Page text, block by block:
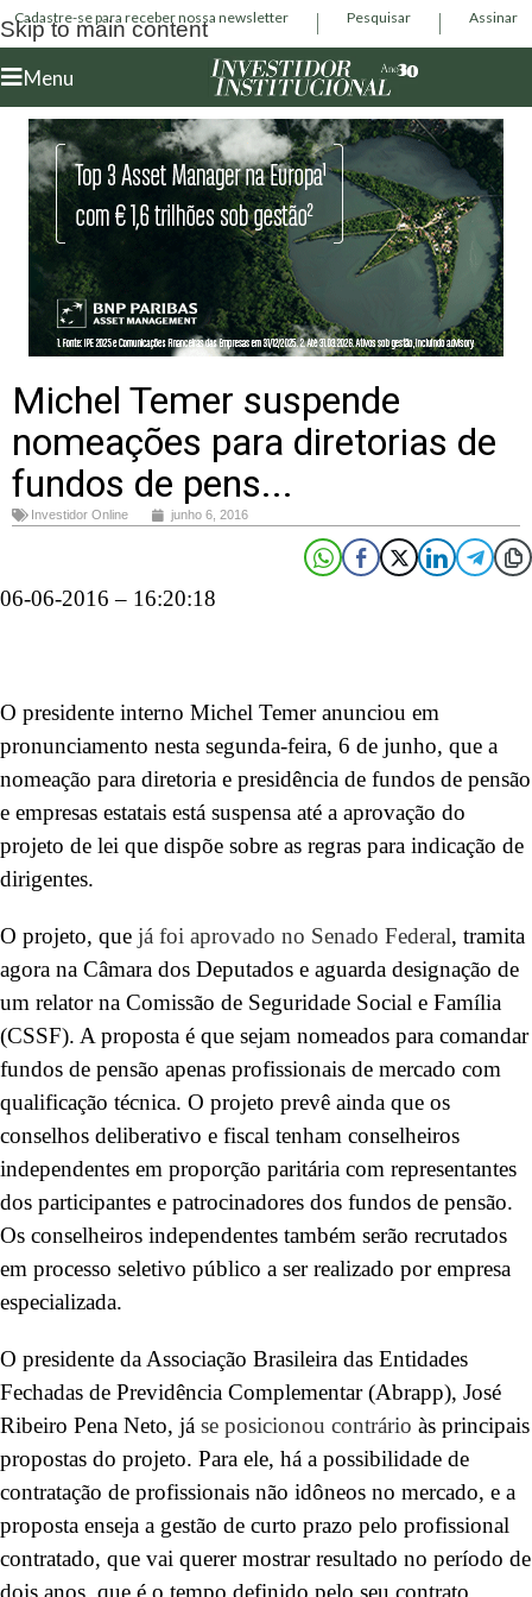
Skip to main content
Cadastre-se para receber nossa newsletter Pesquisar Assinar
Menu
Michel Temer suspende
nomeações para diretorias de
fundos de pens...
Investidor Online junho 6, 2016
06-06-2016 – 16:20:18
O presidente interno Michel Temer anunciou em
pronunciamento nesta segunda-feira, 6 de junho, que a
nomeação para diretoria e presidência de fundos de pensão
e empresas estatais está suspensa até a aprovação do
projeto de lei que dispõe sobre as regras para indicação de
dirigentes.
O projeto, que já foi aprovado no Senado Federal, tramita
agora na Câmara dos Deputados e aguarda designação de
um relator na Comissão de Seguridade Social e Família
(CSSF). A proposta é que sejam nomeados para comandar
fundos de pensão apenas profissionais de mercado com
qualificação técnica. O projeto prevê ainda que os
conselhos deliberativo e fiscal tenham conselheiros
independentes em proporção paritária com representantes
dos participantes e patrocinadores dos fundos de pensão.
Os conselheiros independentes também serão recrutados
em processo seletivo público a ser realizado por empresa
especializada.
O presidente da Associação Brasileira das Entidades
Fechadas de Previdência Complementar (Abrapp), José
Ribeiro Pena Neto, já se posicionou contrário às principais
propostas do projeto. Para ele, há a possibilidade de
contratação de profissionais não idôneos no mercado, e a
proposta enseja a gestão de curto prazo pelo profissional
contratado, que vai querer mostrar resultado no período de
dois anos, que é o tempo definido pelo seu contrato.